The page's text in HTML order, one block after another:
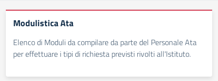
Modulistica Ata
Elenco di Moduli da compilare da parte del Personale Ata
per effettuare i tipi di richiesta previsti rivolti all'Istituto.